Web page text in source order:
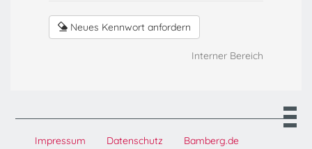
Neues Kennwort anfordern
Interner Bereich
Impressum Datenschutz
Bamberg.de